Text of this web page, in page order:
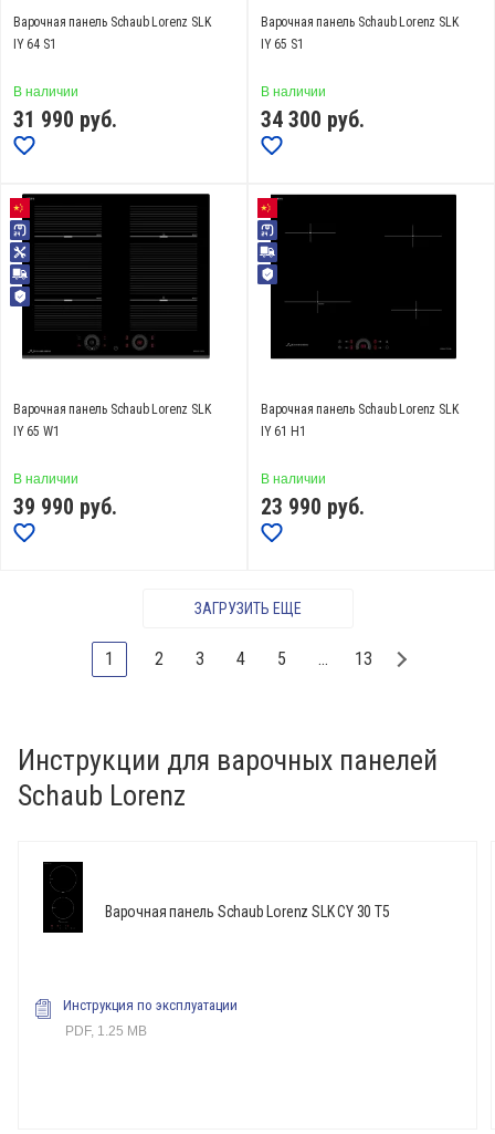
Варочная панель Schaub Lorenz SLK
IY 64 S1
В наличии
31 990 руб.
Варочная панель Schaub Lorenz SLK
IY 65 S1
В наличии
34 300 руб.
Варочная панель Schaub Lorenz SLK
IY 65 W1
В наличии
39 990 руб.
Варочная панель Schaub Lorenz SLK
IY 61 H1
В наличии
23 990 руб.
ЗАГРУЗИТЬ ЕЩЕ
1 2 3 4 5 ... 13
Инструкции для варочных панелей
Schaub Lorenz
Варочная панель Schaub Lorenz SLK CY 30 T5
Инструкция по эксплуатации
PDF, 1.25 MB